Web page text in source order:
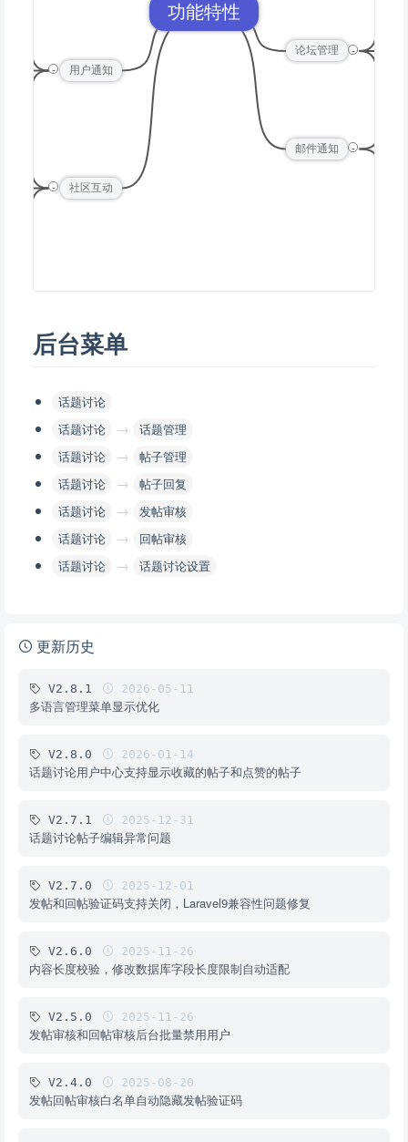
功能特性
- 用户通知
-
论坛管理
- 社区互动
-
邮件通知
后台菜单
话题讨论
话题讨论
→
话题管理
话题讨论
→
帖子管理
话题讨论
→
帖子回复
话题讨论
→
发帖审核
话题讨论
→
回帖审核
话题讨论
→ 话题讨论设置
更新历史
V2.8.1 2026-05-11
多语言管理菜单显示优化
V2.8.0 2026-01-14
话题讨论用户中心支持显示收藏的帖子和点赞的帖子
V2.7.1 2025-12-31
话题讨论帖子编辑异常问题
V2.7.0 2025-12-01
发帖和回帖验证码支持关闭，Laravel9兼容性问题修复
V2.6.0 2025-11-26
内容长度校验，修改数据库字段长度限制自动适配
V2.5.0 2025-11-26
发帖审核和回帖审核后台批量禁用用户
V2.4.0 2025-08-20
发帖回帖审核白名单自动隐藏发帖验证码